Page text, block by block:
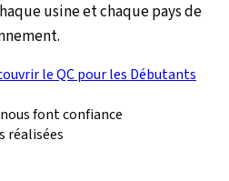
usine et chaque pays de
le QC pour les Débutants
font confiance
réalisées